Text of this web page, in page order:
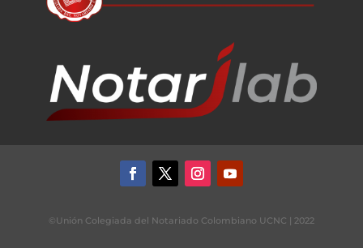
©Unión Colegiada del Notariado Colombiano UCNC | 2022